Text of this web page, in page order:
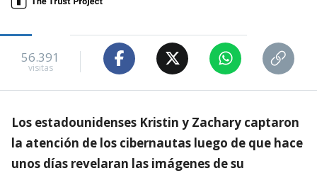
56.391
visitas
Los estadounidenses Kristin y Zachary captaron
la atención de los cibernautas luego de que hace
unos días revelaran las imágenes de su